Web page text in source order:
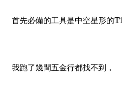
首先必備的工具是中空星形的
我跑了幾間五金行都找不到，